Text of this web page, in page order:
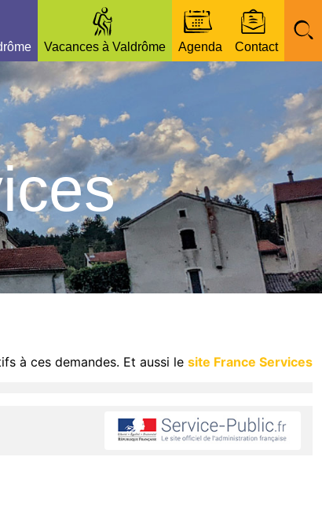
Vacances à Valdrôme Agenda Contact
à ces demandes. Et aussi le site France Services